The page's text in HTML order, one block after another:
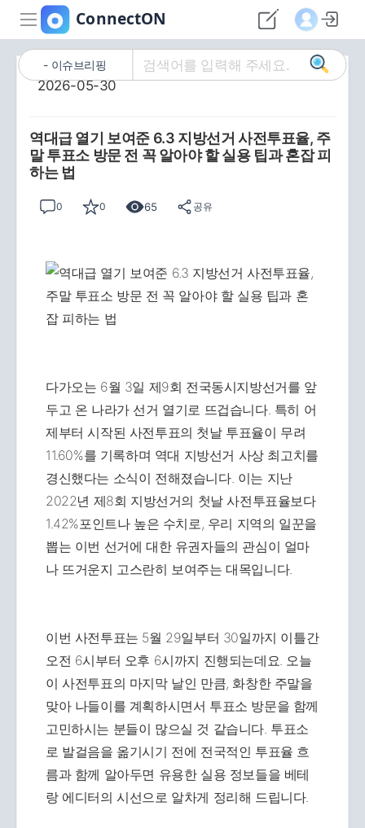
이슈브리핑
2026-05-30
역대급 열기 보여준 6.3 지방선거 사전투표율, 주
말 투표소 방문 전 꼭 알아야 할 실용 팁과 혼잡 피
하는 법
0 0 65 공유
다가오는 6월 3일 제9회 전국동시지방선거를 앞
두고 온 나라가 선거 열기로 뜨겁습니다. 특히 어
제부터 시작된 사전투표의 첫날 투표율이 무려
11.60%를 기록하며 역대 지방선거 사상 최고치를
경신했다는 소식이 전해졌습니다. 이는 지난
2022년 제8회 지방선거의 첫날 사전투표율보다
1.42%포인트나 높은 수치로, 우리 지역의 일꾼을
뽑는 이번 선거에 대한 유권자들의 관심이 얼마
나 뜨거운지 고스란히 보여주는 대목입니다.
이번 사전투표는 5월 29일부터 30일까지 이틀간
오전 6시부터 오후 6시까지 진행되는데요. 오늘
이 사전투표의 마지막 날인 만큼, 화창한 주말을
맞아 나들이를 계획하시면서 투표소 방문을 함께
고민하시는 분들이 많으실 것 같습니다. 투표소
로 발걸음을 옮기시기 전에 전국적인 투표율 흐
름과 함께 알아두면 유용한 실용 정보들을 베테
랑 에디터의 시선으로 알차게 정리해 드립니다.